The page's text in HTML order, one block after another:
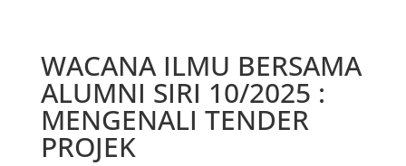
WACANA ILMU BERSAMA
ALUMNI SIRI 10/2025 :
MENGENALI TENDER
PROJEK